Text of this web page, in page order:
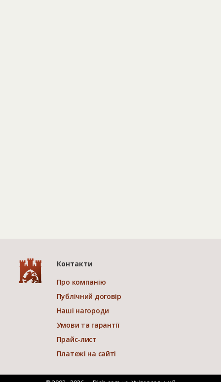
Контакти
Про компанію
Публічний договір
Наші нагороди
Умови та гарантії
Прайс-лист
Платежі на сайті